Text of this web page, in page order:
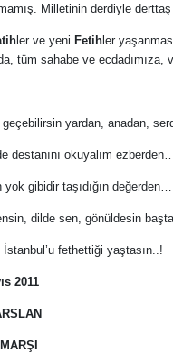
Milletinin derdiyle
ler ve yeni Fetihler
tüm sahabe ve ecdadımıza,
yardan, anadan,
destanını okuyalım ezberden…
yok gibidir taşıdığın değerden…
dilde sen, gönüldesin
İstanbul’u fethettiği yaştasın..!
2011